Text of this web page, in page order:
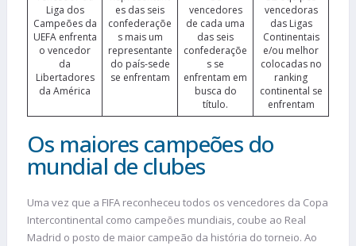
Liga dos
Campeões da
UEFA enfrenta
o vencedor
da
Libertadores
da América
es das seis
confederaçõe
s mais um
representante
do país-sede
se enfrentam
vencedores
de cada uma
das seis
confederaçõe
s se
enfrentam em
busca do
título.
vencedoras
das Ligas
Continentais
e/ou melhor
colocadas no
ranking
continental se
enfrentam
Os maiores campeões do
mundial de clubes
Uma vez que a FIFA reconheceu todos os vencedores da Copa
Intercontinental como campeões mundiais, coube ao Real
Madrid o posto de maior campeão da história do torneio. Ao